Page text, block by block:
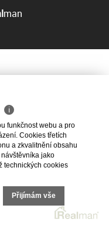
man
ℹ
funkčnost webu a pro
Cookies třetích
a zkvalitnění obsahu
jako
technických cookies
Přijímám vše